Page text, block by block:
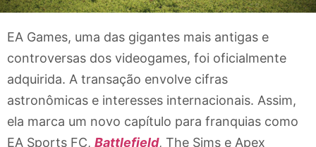
EA Games, uma das gigantes mais antigas e
controversas dos videogames, foi oficialmente
adquirida. A transação envolve cifras
astronômicas e interesses internacionais. Assim,
ela marca um novo capítulo para franquias como
EA Sports FC, Battlefield, The Sims e Apex